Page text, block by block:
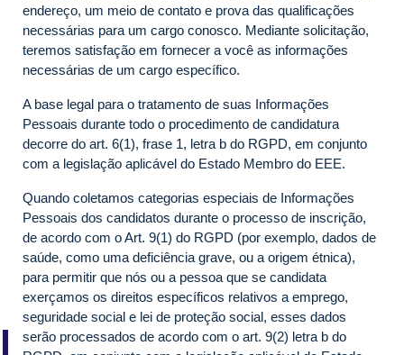
endereço, um meio de contato e prova das qualificações
necessárias para um cargo conosco. Mediante solicitação,
teremos satisfação em fornecer a você as informações
necessárias de um cargo específico.
A base legal para o tratamento de suas Informações
Pessoais durante todo o procedimento de candidatura
decorre do art. 6(1), frase 1, letra b do RGPD, em conjunto
com a legislação aplicável do Estado Membro do EEE.
Quando coletamos categorias especiais de Informações
Pessoais dos candidatos durante o processo de inscrição,
de acordo com o Art. 9(1) do RGPD (por exemplo, dados de
saúde, como uma deficiência grave, ou a origem étnica),
para permitir que nós ou a pessoa que se candidata
exerçamos os direitos específicos relativos a emprego,
seguridade social e lei de proteção social, esses dados
serão processados de acordo com o art. 9(2) letra b do